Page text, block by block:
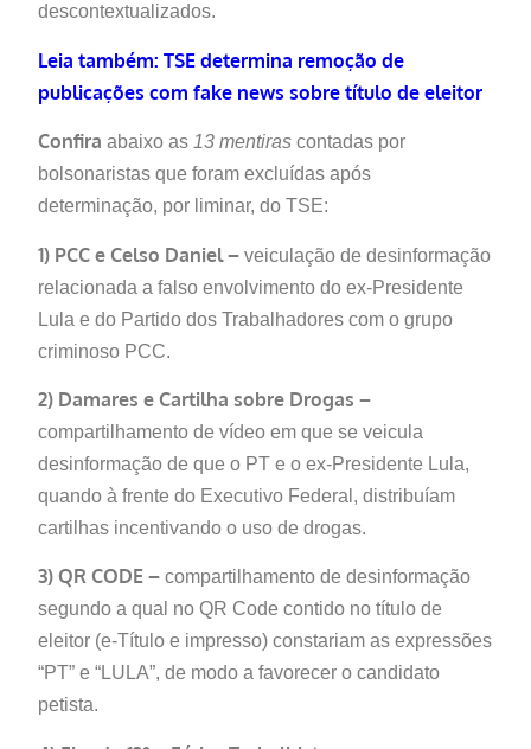
descontextualizados.
Leia também: TSE determina remoção de
publicações com fake news sobre título de eleitor
Confira abaixo as 13 mentiras contadas por
bolsonaristas que foram excluídas após
determinação, por liminar, do TSE:
1) PCC e Celso Daniel – veiculação de desinformação
relacionada a falso envolvimento do ex-Presidente
Lula e do Partido dos Trabalhadores com o grupo
criminoso PCC.
2) Damares e Cartilha sobre Drogas –
compartilhamento de vídeo em que se veicula
desinformação de que o PT e o ex-Presidente Lula,
quando à frente do Executivo Federal, distribuíam
cartilhas incentivando o uso de drogas.
3) QR CODE – compartilhamento de desinformação
segundo a qual no QR Code contido no título de
eleitor (e-Título e impresso) constariam as expressões
“PT” e “LULA”, de modo a favorecer o candidato
petista.